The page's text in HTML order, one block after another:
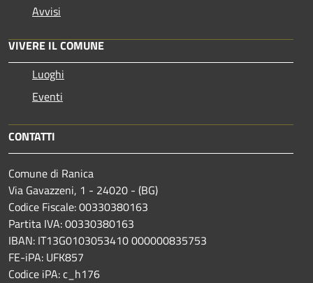
Avvisi
VIVERE IL COMUNE
Luoghi
Eventi
CONTATTI
Comune di Ranica
Via Gavazzeni, 1 - 24020 - (BG)
Codice Fiscale: 00330380163
Partita IVA: 00330380163
IBAN: IT13G0103053410 000000835753
FE-iPA: UFK857
Codice iPA: c_h176